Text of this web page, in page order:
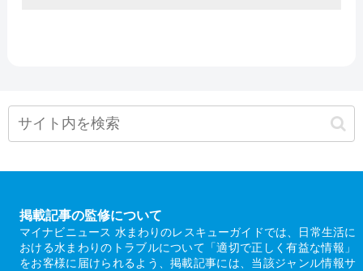
掲載記事の監修について
マイナビニュース 水まわりのレスキューガイドでは、日常生活に
おける水まわりのトラブルについて「適切で正しく有益な情報」
をお客様に届けられるよう、掲載記事には、当該ジャンル情報サ